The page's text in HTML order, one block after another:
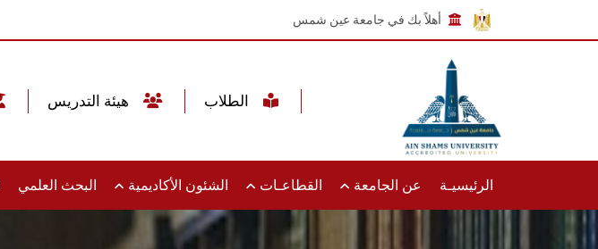
أهلاً بك في جامعة عين شمس
الرئيسيـة عن الجامعة القطاعـات الشئون الأكاديمية البحث العلمي